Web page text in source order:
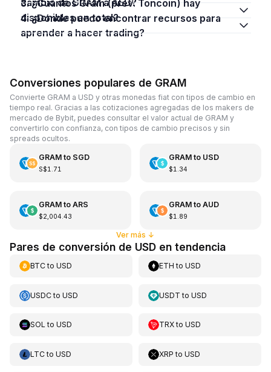
3. ¿Cuántos Gram (prev. Toncoin) hay
disponibles en total?
4. ¿Dónde puedo encontrar recursos para
aprender a hacer trading?
Conversiones populares de GRAM
Convierte GRAM a USD y otras monedas fiat con tipos de cambio en
tiempo real. Gracias a las cotizaciones agregadas de los makers de
mercado de Bybit, puedes consultar el valor actual de GRAM y
convertirlo con confianza, con tipos de cambio precisos y sin
spreads ocultos.
GRAMto SGD
S$1.71
GRAMto USD
$1.34
GRAMto ARS
$2,004.43
GRAMto AUD
$1.89
Ver más ↓
Pares de conversión de USD en tendencia
BTCto USD ETH toUSD
USDCto USD USDT toUSD
SOL to USD TRXtoUSD
LTCto USD XRP toUSD